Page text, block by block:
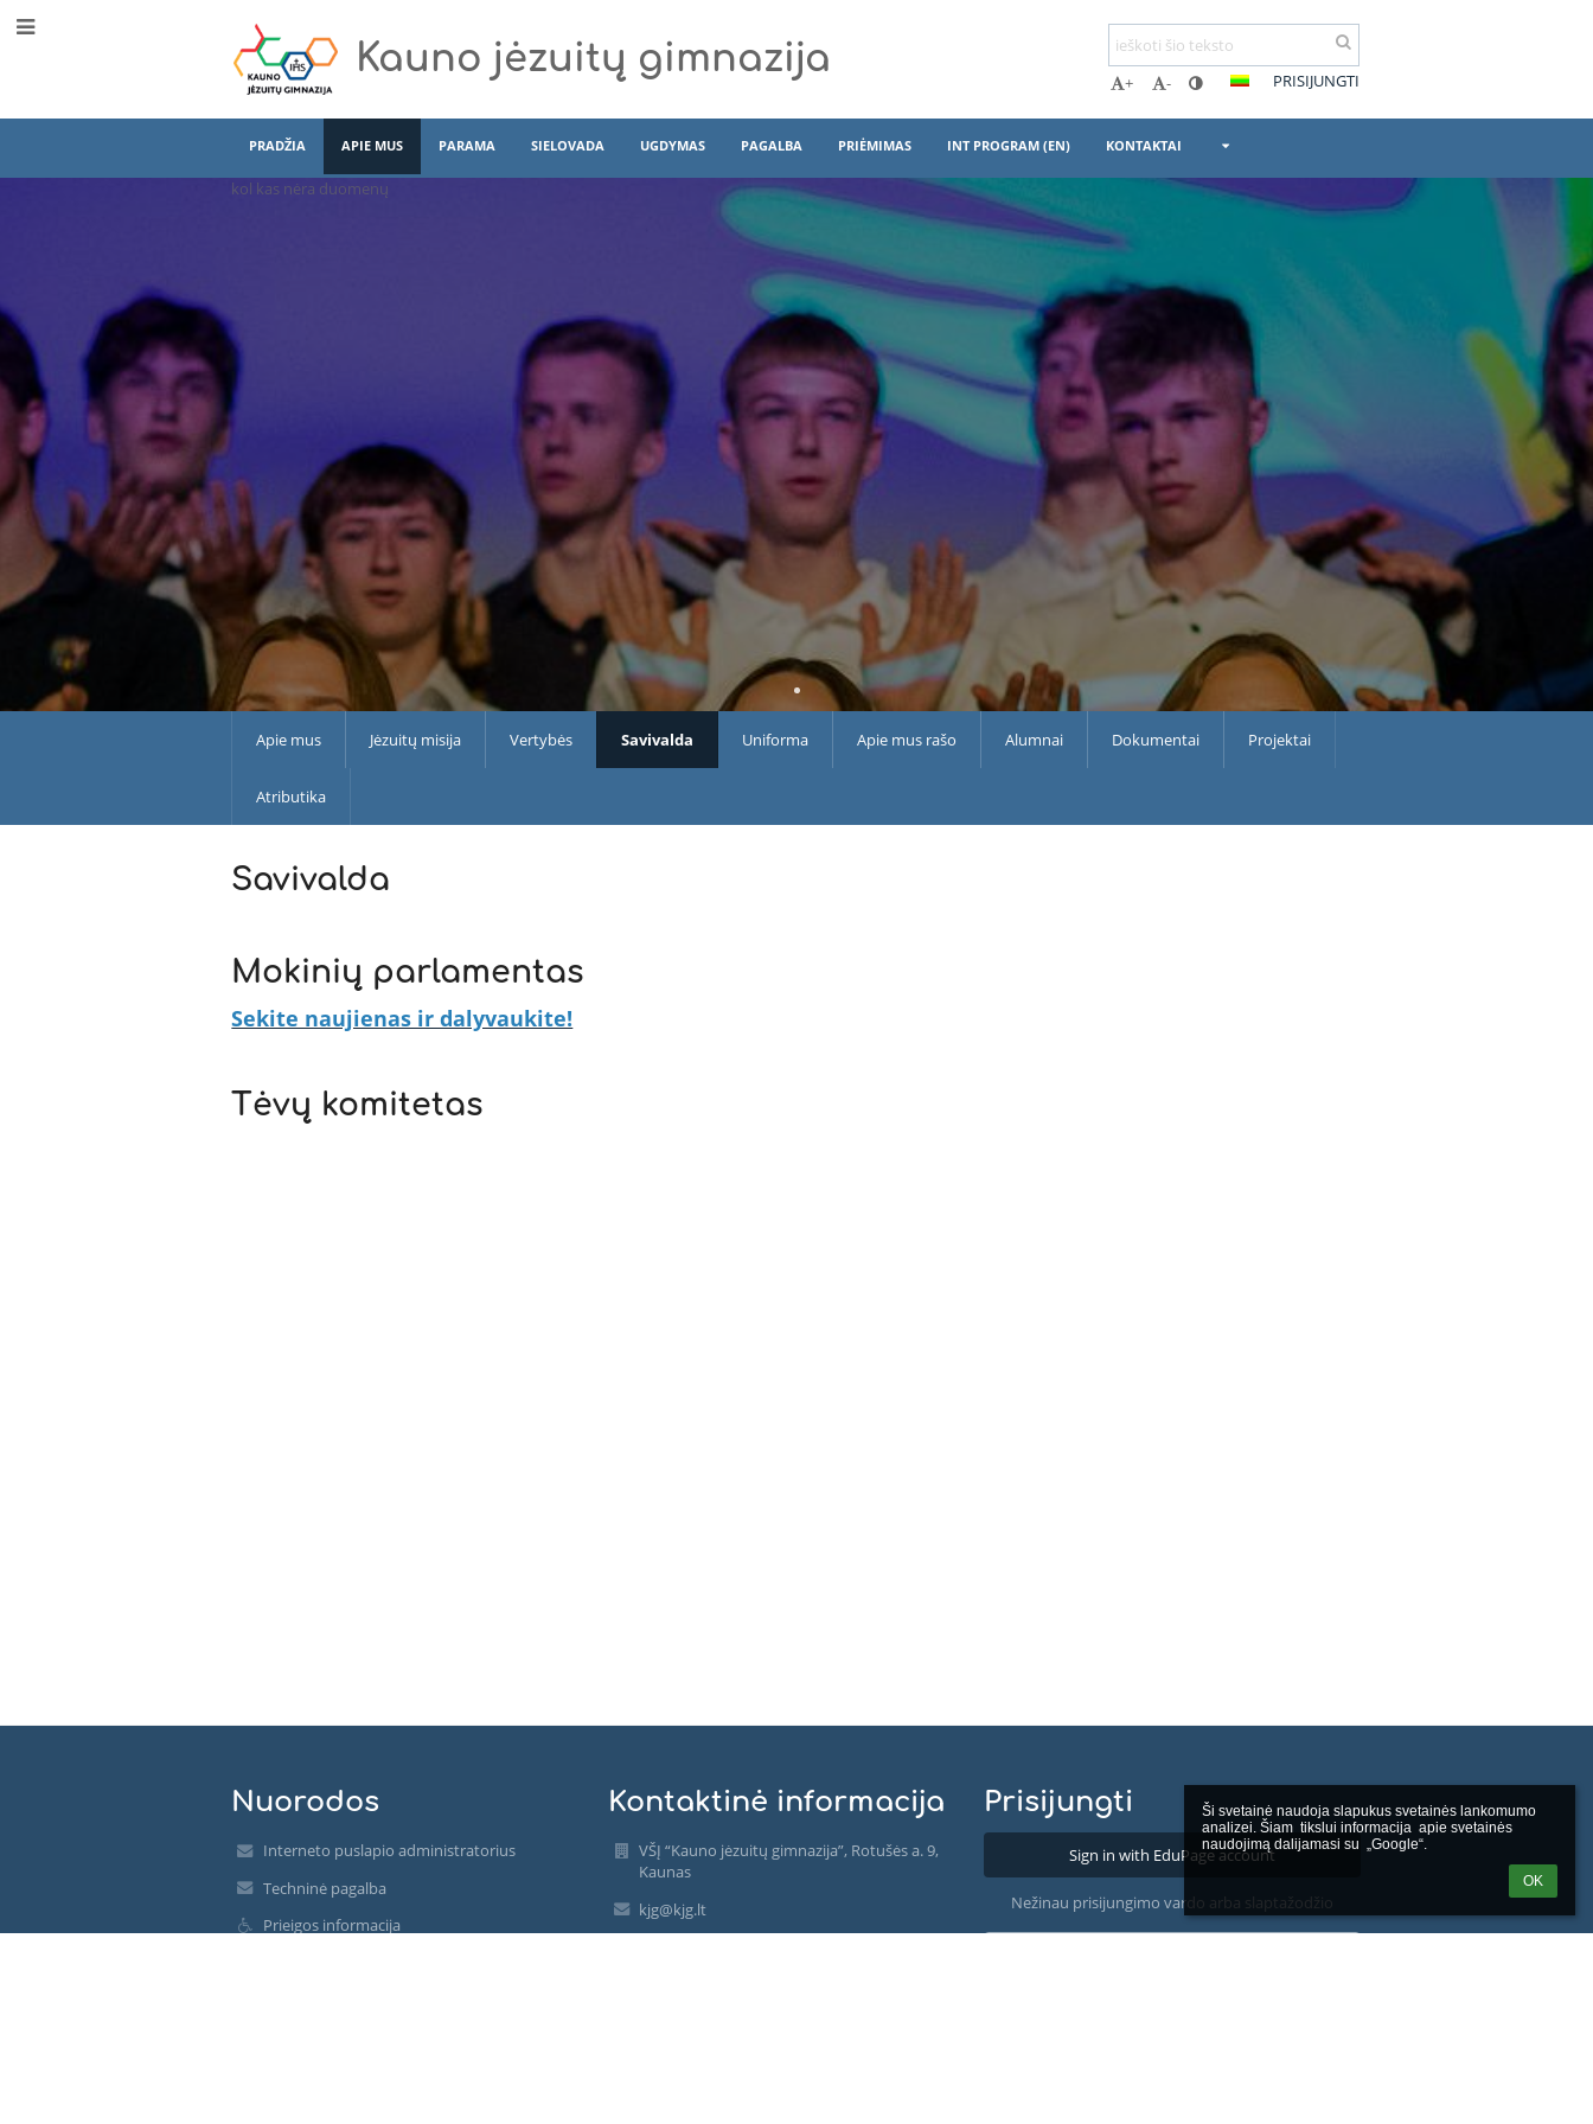
Ši svetainė naudoja slapukus svetainės lankomumo
analizei. Šiam  tikslui informacija  apie svetainės
naudojimą dalijamasi su  „Google“.
OK
Kauno jėzuitų gimnazija
+ - PRISIJUNGTI
PRADŽIA APIE MUS PARAMA SIELOVADA UGDYMAS PAGALBA PRIĖMIMAS INT PROGRAM (EN) KONTAKTAI
Apie
kol kas nėra duomenų
Apie mus Jėzuitų misija Vertybės Savivalda Uniforma Apie mus rašo Alumnai Dokumentai Projektai
Atributika
Savivalda
Mokinių parlamentas
Sekite naujienas ir dalyvaukite!
Tėvų komitetas
Nuorodos
Interneto puslapio administratorius
Techninė pagalba
Prieigos informacija
Kontaktinė informacija
VŠĮ “Kauno jėzuitų gimnazija”, Rotušės a. 9,
Kaunas
kjg@kjg.lt
Prisijungti
Sign in with EduPage account
Nežinau prisijungimo vardo arba slaptažodžio